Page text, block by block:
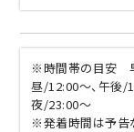
※時間帯の目安 早
昼/12:00～、午後/
夜/23:00～
※発着時間は予告